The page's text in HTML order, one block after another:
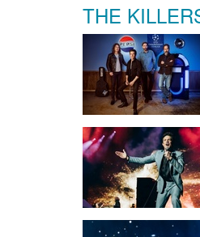
THE